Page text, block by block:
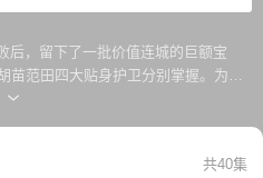
后，留下了一批价值连城的巨额宝
范田四大贴身护卫分别掌握。为揭
赈济天下灾民，江湖中以及朝廷中的
，决战中，两人惺惺相惜，但田家后
共40集